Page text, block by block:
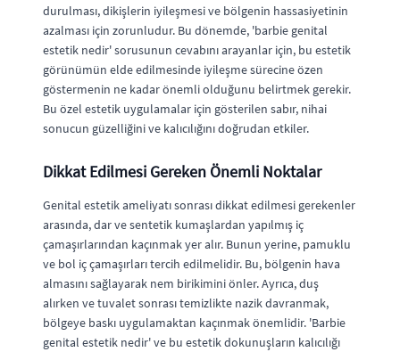
durulması, dikişlerin iyileşmesi ve bölgenin hassasiyetinin
azalması için zorunludur. Bu dönemde, 'barbie genital
estetik nedir' sorusunun cevabını arayanlar için, bu estetik
görünümün elde edilmesinde iyileşme sürecine özen
göstermenin ne kadar önemli olduğunu belirtmek gerekir.
Bu özel estetik uygulamalar için gösterilen sabır, nihai
sonucun güzelliğini ve kalıcılığını doğrudan etkiler.
Dikkat Edilmesi Gereken Önemli Noktalar
Genital estetik ameliyatı sonrası dikkat edilmesi gerekenler
arasında, dar ve sentetik kumaşlardan yapılmış iç
çamaşırlarından kaçınmak yer alır. Bunun yerine, pamuklu
ve bol iç çamaşırları tercih edilmelidir. Bu, bölgenin hava
almasını sağlayarak nem birikimini önler. Ayrıca, duş
alırken ve tuvalet sonrası temizlikte nazik davranmak,
bölgeye baskı uygulamaktan kaçınmak önemlidir. 'Barbie
genital estetik nedir' ve bu estetik dokunuşların kalıcılığı